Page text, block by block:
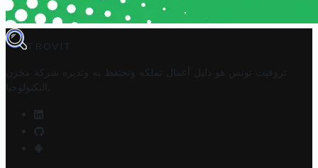
TROVIT
تروفيت تونس هو دليل أعمال تملكه وتحتفظ به وتديره
شركة مخزن
التكنولوجيا